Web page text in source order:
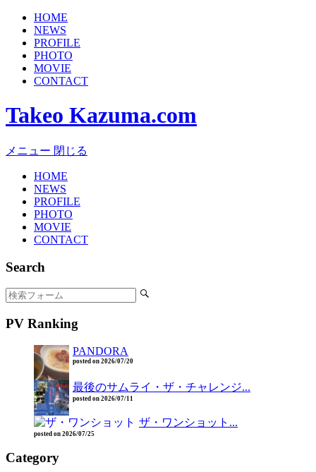
HOME
NEWS
PROFILE
PHOTO
MOVIE
CONTACT
Takeo Kazuma.com
メニュー 閉じる
HOME
NEWS
PROFILE
PHOTO
MOVIE
CONTACT
Search
PV Ranking
PANDORA
posted on 2026/07/20
最後のサムライ・ザ・チャレンジ...
posted on 2026/07/11
ザ・ワンショット...
posted on 2026/07/25
Category